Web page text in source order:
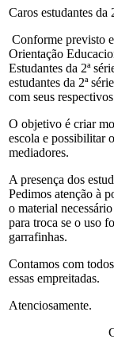
Caros estudantes da
Conforme previsto
Orientação
Estudantes da 2ª
estudantes da 2ª
com seus
O objetivo é criar
escola e possibilitar
mediadores.
A presença dos
Pedimos atenção à
o material
para troca se o uso
garrafinhas.
Contamos com
essas empreitadas.
Atenciosamente.